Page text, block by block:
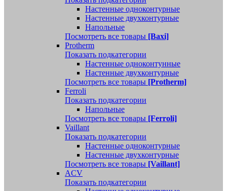
Настенные одноконтурные
Настенные двухконтурные
Напольные
Посмотреть все товары [Baxi]
Protherm
Показать подкатегории
Настенные одноконтунные
Настенные двухконтурные
Посмотреть все товары [Protherm]
Ferroli
Показать подкатегории
Напольные
Посмотреть все товары [Ferroli]
Vaillant
Показать подкатегории
Настенные одноконтурные
Настенные двухконтурные
Посмотреть все товары [Vaillant]
ACV
Показать подкатегории